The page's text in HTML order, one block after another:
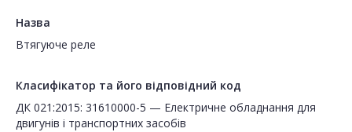
Назва
Втягуюче реле
Класифікатор та його відповідний код
ДК 021:2015: 31610000-5 — Електричне обладнання для
двигунів і транспортних засобів